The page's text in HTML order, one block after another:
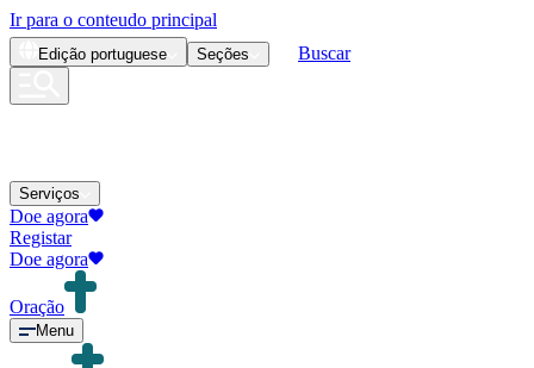
Ir para o conteudo principal
Edição portuguese Seções Buscar
Serviços
Doe agora
Registar
Doe agora
Oração
Menu